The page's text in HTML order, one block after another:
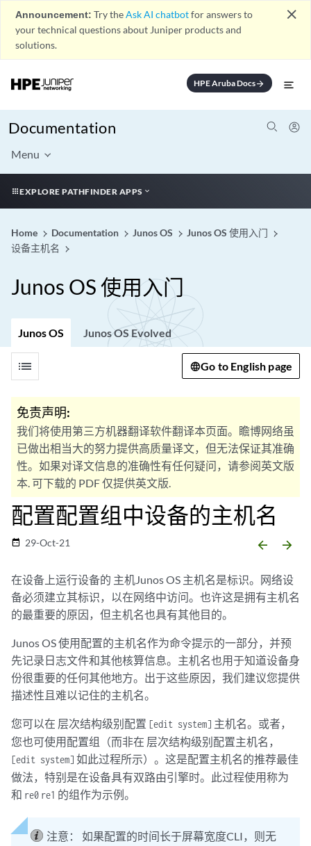
Announcement: Try theAsk AI chatbotfor answers to
your technical questions about Juniper products and
solutions.
close
HPE Aruba Docsarrow_forward
Documentation
Menu
EXPLORE PATHFINDER APPS
Home Documentation Junos OS
Junos OS 使用入门
设备主机名
Junos OS 使用入门
Junos OS Junos OS Evolved
list Go to English page
免责声明:
我们将使用第三方机器翻译软件翻译本页面。瞻博网络虽
已做出相当大的努力提供高质量译文，但无法保证其准确
性。如果对译文信息的准确性有任何疑问，请参阅英文版
本. 可下载的 PDF 仅提供英文版.
配置配置组中设备的主机名
date_range 29-Oct-21 arrow_backward arrow_forward
在设备上运行设备的 主机Junos OS 主机名是标识。网络设
备必须建立其标识，以在网络中访问。也许这是拥有主机名
的最重要的原因，但主机名也具有其他目的。
Junos OS使用配置的主机名作为命令提示的一部分，并预
先记录日志文件和其他核算信息。主机名也用于知道设备身
份很重要的任何其他地方。出于这些原因，我们建议您提供
描述性且难以记住的主机名。
您可以在 层次结构级别配置 [edit system] 主机名。或者，
您也可使用配置组（而非在 层次结构级别配置主机名，
[edit system] 如此过程所示）。这是配置主机名的推荐最佳
做法，特别是在设备具有双路由引擎时。此过程使用称为
和 re0 re1 的组作为示例。
注意：
如果配置的时间长于屏幕宽度CLI，则无